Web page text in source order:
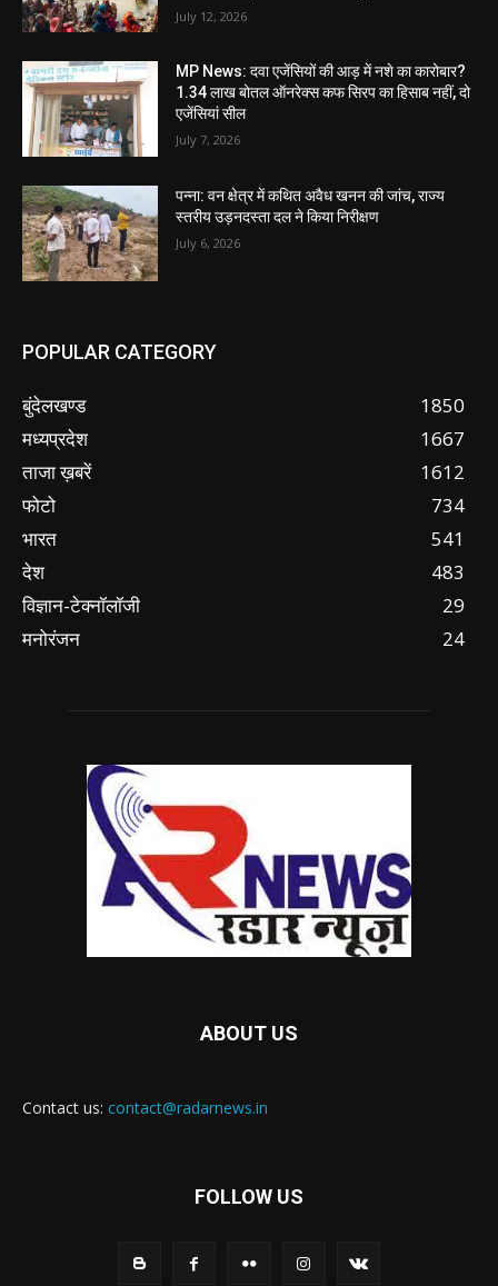
July 12, 2026
MP News: दवा एजेंसियों की आड़ में नशे का कारोबार?
1.34 लाख बोतल ऑनरेक्स कफ सिरप का हिसाब नहीं, दो
एजेंसियां सील
July 7, 2026
पन्ना: वन क्षेत्र में कथित अवैध खनन की जांच, राज्य
स्तरीय उड़नदस्ता दल ने किया निरीक्षण
July 6, 2026
POPULAR CATEGORY
बुंदेलखण्ड
1850
मध्यप्रदेश
1667
ताजा ख़बरें
1612
फोटो
734
भारत
541
देश
483
विज्ञान-टेक्नॉलॉजी
29
मनोरंजन
24
ABOUT US
Contact us: contact@radarnews.in
FOLLOW US